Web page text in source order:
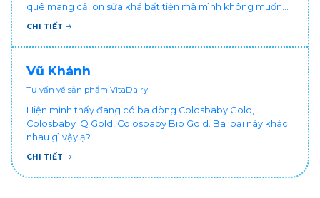
quê mang cả lon sữa khá bất tiện mà mình không muốn
đổi cho bé dùng sữa tươi hộp khác sợ bé nạ sữa ảnh
CHI TIẾT
Vũ Khánh
Tư vấn về sản phẩm VitaDairy
Hiện mình thấy đang có ba dòng Colosbaby Gold,
Colosbaby IQ Gold, Colosbaby Bio Gold. Ba loại này khác
nhau gì vậy ạ?
CHI TIẾT